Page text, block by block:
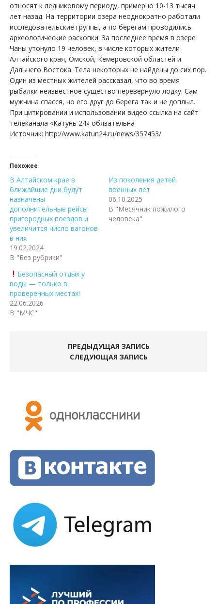
относят к ледниковому периоду, примерно 10-13 тысяч
лет назад. На территории озера неоднократно работали
исследовательские группы, а по берегам проводились
археологические раскопки. За последнее время в озере
Чаны утонуло 19 человек, в числе которых жители
Алтайского края, Омской, Кемеровской областей и
Дальнего Востока. Тела некоторых не найдены до сих пор.
Один из местных жителей рассказал, что во время
рыбалки неизвестное существо перевернуло лодку. Сам
мужчина спасся, но его друг до берега так и не доплыл.
При цитировании и использовании видео ссылка на сайт
телеканала «Катунь 24» обязательна
Источник: http://www.katun24.ru/news/357453/
Похожее
В Алтайском крае в
ближайшие дни будут
назначены
дополнительные рейсы
пригородных поездов и
увеличится число вагонов
в них
19.02.2024
В "Без рубрики"
Из поколения детей
военных лет
06.10.2025
В "Месячник пожилого
человека"
Безопасный отдых у
воды — только в
проверенных местах!
22.06.2026
В "МЧС"
ПРЕДЫДУЩАЯ ЗАПИСЬ
СЛЕДУЮЩАЯ ЗАПИСЬ